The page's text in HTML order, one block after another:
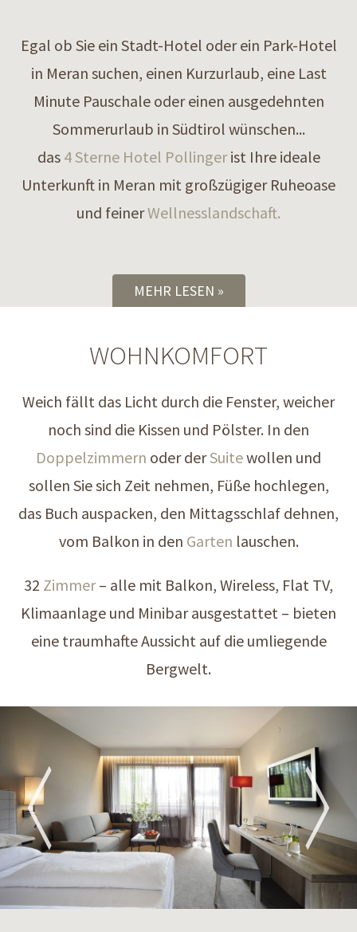
Egal ob Sie ein Stadt-Hotel oder ein Park-Hotel
in Meran suchen, einen Kurzurlaub, eine Last
Minute Pauschale oder einen ausgedehnten
Sommerurlaub in Südtirol wünschen...
das 4 Sterne Hotel Pollingerist Ihre ideale
Unterkunft in Meran mit großzügiger Ruheoase
und feinerWellnesslandschaft.
MEHR LESEN
WOHNKOMFORT
Weich fällt das Licht durch die Fenster, weicher
noch sind die Kissen und Pölster. In den
Doppelzimmern oder derSuitewollen und
sollen Sie sich Zeit nehmen, Füße hochlegen,
das Buch auspacken, den Mittagsschlaf dehnen,
vom Balkon in den Garten lauschen.
32 Zimmer– alle mit Balkon, Wireless, Flat TV,
Klimaanlage und Minibar ausgestattet – bieten
eine traumhafte Aussicht auf die umliegende
Bergwelt.